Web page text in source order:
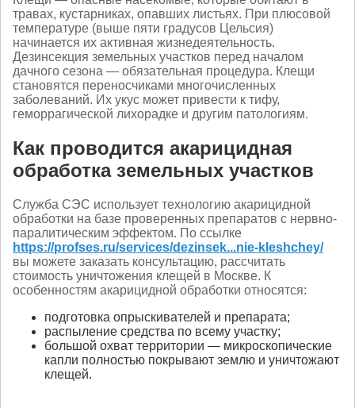
травах, кустарниках, опавших листьях. При плюсовой
температуре (выше пяти градусов Цельсия)
начинается их активная жизнедеятельность.
Дезинсекция земельных участков перед началом
дачного сезона — обязательная процедура. Клещи
становятся переносчиками многочисленных
заболеваний. Их укус может привести к тифу,
геморрагической лихорадке и другим патологиям.
Как проводится акарицидная
обработка земельных участков
Служба СЭС использует технологию акарицидной
обработки на базе проверенных препаратов с нервно-
паралитическим эффектом. По ссылке
https://profses.ru/services/dezinsek...nie-kleshchey/
вы можете заказать консультацию, рассчитать
стоимость уничтожения клещей в Москве. К
особенностям акарицидной обработки относятся:
подготовка опрыскивателей и препарата;
распыление средства по всему участку;
большой охват территории — микроскопические
капли полностью покрывают землю и уничтожают
клещей.